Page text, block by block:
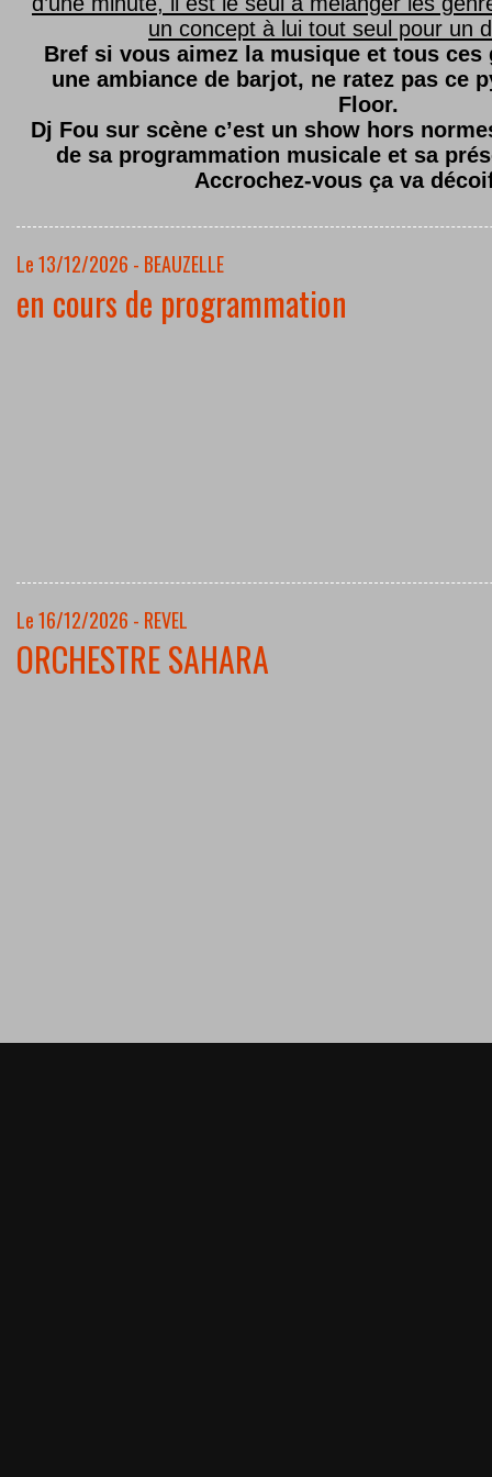
un concept à lui tout seul pour un
Bref si vous aimez la musique et tous ces
une ambiance de barjot, ne ratez pas ce
Floor.
Dj Fou sur scène c’est un show hors
de sa programmation musicale et sa
Accrochez-vous ça va
Le 13/12/2026 - BEAUZELLE
en cours de programmation
Le 16/12/2026 - REVEL
ORCHESTRE SAHARA